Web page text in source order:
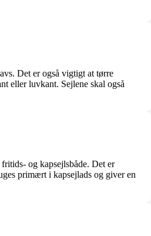
Det er også vigtigt at tørre
eller luvkant. Sejlene skal også
og kapsejlsbåde. Det er
primært i kapsejlads og giver en